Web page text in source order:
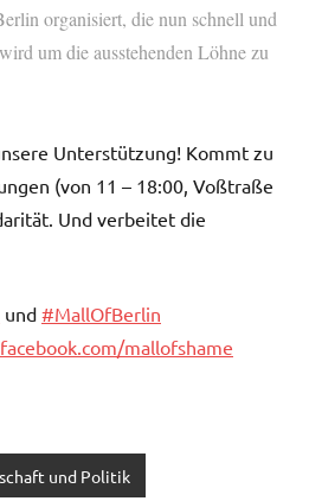
organisiert, die nun schnell und
um die ausstehenden Löhne zu
Unterstützung! Kommt zu
(von 11 – 18:00, Voßtraße
Und verbeitet die
und #MallOfBerlin
mallofshame
und Politik